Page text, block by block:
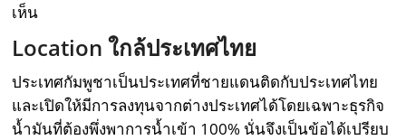
เห็น
Location ใกล้ประเทศไทย
ประเทศกัมพูชาเป็นประเทศที่ชายแดนติดกับประเทศไทย
และเปิดให้มีการลงทุนจากต่างประเทศได้โดยเฉพาะธุรกิจ
น้ำมันที่ต้องพึ่งพาการน้ำเข้า 100% นั่นจึงเป็นข้อได้เปรียบ